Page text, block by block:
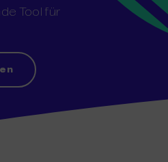
Tool für